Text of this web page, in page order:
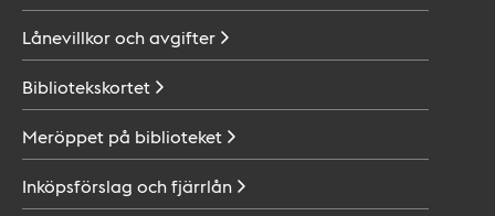
Lånevillkor ochavgifter
Bibliotekskortet
Meröppet på biblioteket
Inköpsförslag ochfjärrlån